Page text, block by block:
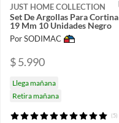
JUST HOME COLLECTION
Set De Argollas Para Cortina
19 Mm 10 Unidades Negro
Por SODIMAC
$ 5.990
Llega mañana
Retira mañana
(5)